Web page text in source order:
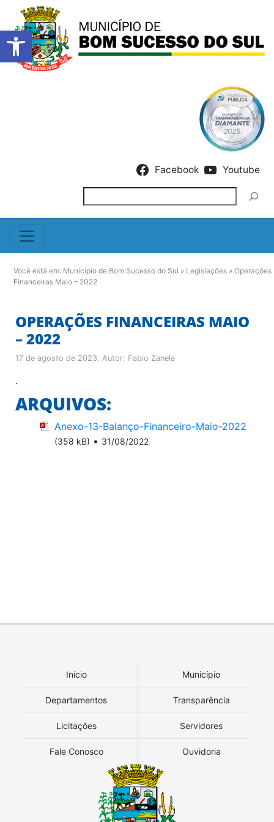
Barra de Ferramentas
Facebook Youtube
Você está em: Município de Bom Sucesso do Sul » Legislações » Operações
Financeiras Maio – 2022
OPERAÇÕES FINANCEIRAS MAIO
– 2022
17 de agosto de 2023. Autor: Fabio Zanela
.
ARQUIVOS:
Anexo-13-Balanço-Financeiro-Maio-2022
(358 kB) • 31/08/2022
Início Município
Departamentos Transparência
Licitações Servidores
Fale Conosco Ouvidoria